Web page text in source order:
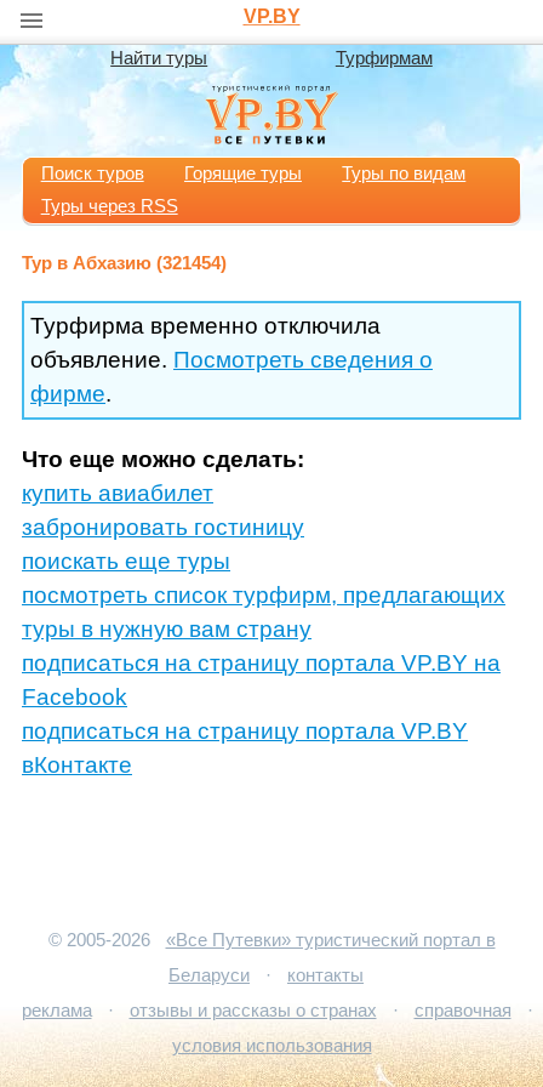
VP.BY
Найти туры Турфирмам
Поиск туров Горящие туры
Туры по видам
Туры через RSS
Тур в Абхазию (321454)
Турфирма временно отключила
объявление. Посмотреть сведения о
фирме.
Что еще можно сделать:
купить авиабилет
забронировать гостиницу
поискать еще туры
посмотреть список турфирм, предлагающих
туры в нужную вам страну
подписаться на страницу портала VP.BY на
Facebook
подписаться на страницу портала VP.BY
вКонтакте
© 2005-2026
«Все Путевки» туристический портал в
Беларуси
·
контакты
реклама
· отзывы и рассказы о странах · справочная
·
условия использования